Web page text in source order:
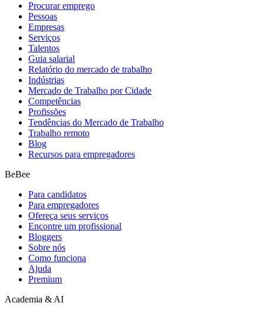
Procurar emprego
Pessoas
Empresas
Serviços
Talentos
Guia salarial
Relatório do mercado de trabalho
Indústrias
Mercado de Trabalho por Cidade
Competências
Profissões
Tendências do Mercado de Trabalho
Trabalho remoto
Blog
Recursos para empregadores
BeBee
Para candidatos
Para empregadores
Ofereça seus serviços
Encontre um profissional
Bloggers
Sobre nós
Como funciona
Ajuda
Premium
Academia & AI